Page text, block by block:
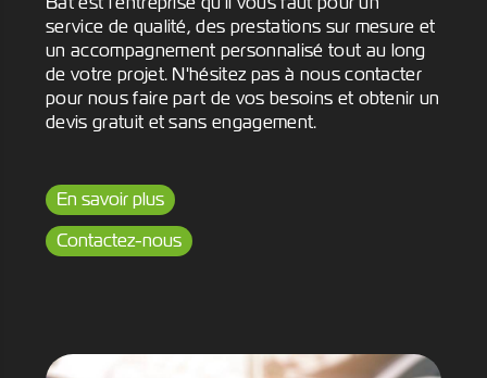
service de qualité, des prestations sur mesure et
un accompagnement personnalisé tout au long
de votre projet. N'hésitez pas à nous contacter
pour nous faire part de vos besoins et obtenir un
devis gratuit et sans engagement.
En savoir plus
Contactez-nous